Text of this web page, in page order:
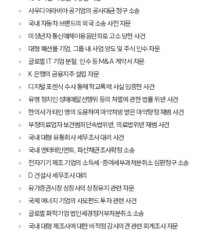
관세·국제통상그룹 업무
전체
구성원 소개
관세전문변호사
소식/자료
언론보도
공지사항
법률 블로그
법률서식
뉴스레터/브로슈어
세미나
대륜법률상담예약
사우디아라비아 공기업의 공사대금 청구 소송
국내 자동차 브랜드의 외국 소송 사전 자문
미성년자 통신매체이용음란죄로 고소 당한 사건
대형 패션몰 기업, 그룹 내 사업 양도 및 주식 인수 자문
글로벌 IT 기업 분할, 인수 등 M&A 계약서 자문
K 은행의 금융지주 설립 자문
디지털 포렌식 수사 통해 학교폭력 사실 입증한 사건
유명 정치인 성매매알선행위 등의 처벌에 관한 법률 위반 사건
한의사가 타인 명의 도용하여 마약처방 받은 마약향정 재범 사건
부정의료업자 보건범죄단속법위반, 의료법위반 재범 사건
국내 대형 유통회사 세무조사 대리 사건
국내 엔터테인먼트, 파산채권조사확정 소송
전자기기 제조 기업의 소득세·증여세부과처분취소 심판청구 소송
D 건설사 세무조사 대리
유가증권시장 상장사의 상장유지 관련 자문
국제 에너지 기업의 사모펀드 투자 관련 사건
글로벌 화학기업 법인세경정거부처분취소 소송
국내 대형 제조사에 대한 비적정 감사의견 관련 회계조사 자문